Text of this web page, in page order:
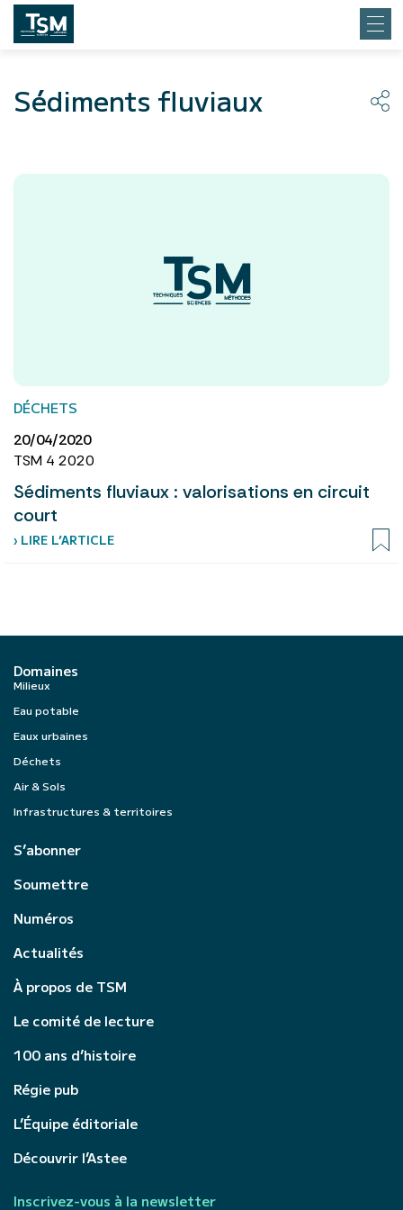
Sédiments fluviaux
DÉCHETS
20/04/2020
TSM 4 2020
Sédiments fluviaux : valorisations en circuit
court
› LIRE L’ARTICLE
Domaines
Milieux
Eau potable
Eaux urbaines
Déchets
Air & Sols
Infrastructures & territoires
S’abonner
Soumettre
Numéros
Actualités
À propos de TSM
Le comité de lecture
100 ans d’histoire
Régie pub
L’Équipe éditoriale
Découvrir l’Astee
Inscrivez-vous à la newsletter